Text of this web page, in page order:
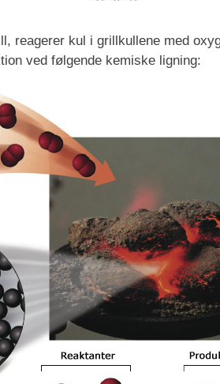
reagerer kul i grillkullene med
ved følgende kemiske ligning: